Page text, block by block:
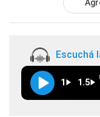
Escuchá
1 1.5